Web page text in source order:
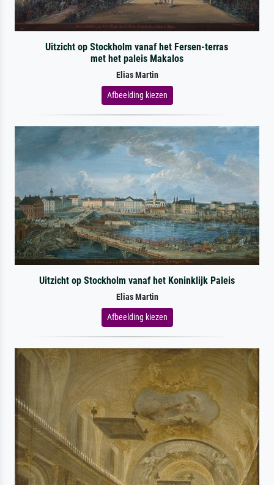
Uitzicht op Stockholm vanaf het Fersen-terras
met het paleis Makalos
Elias Martin
Afbeelding kiezen
Uitzicht op Stockholm vanaf het Koninklijk Paleis
Elias Martin
Afbeelding kiezen